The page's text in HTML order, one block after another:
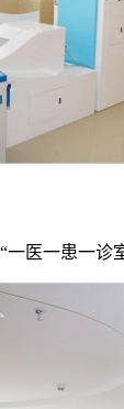
医一患一